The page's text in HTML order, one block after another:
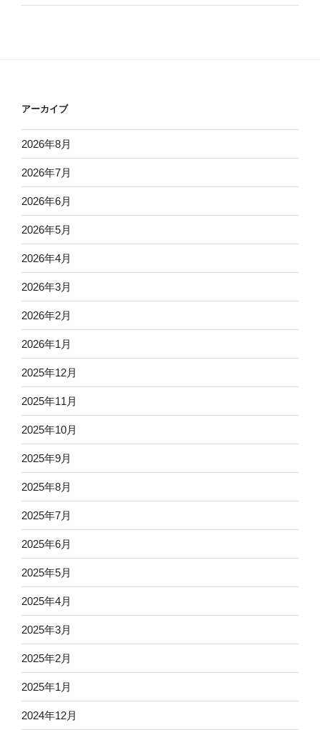
アーカイブ
2026年8月
2026年7月
2026年6月
2026年5月
2026年4月
2026年3月
2026年2月
2026年1月
2025年12月
2025年11月
2025年10月
2025年9月
2025年8月
2025年7月
2025年6月
2025年5月
2025年4月
2025年3月
2025年2月
2025年1月
2024年12月